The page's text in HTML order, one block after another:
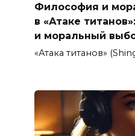
Философия и
в «Атаке
и моральный
«Атака титанов»